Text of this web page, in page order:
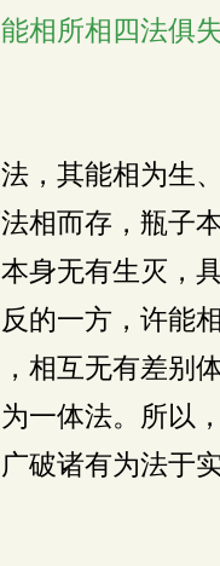
相所相四法俱
，其能相为生
相而存，瓶子
身无有生灭，
的一方，许能
相互无有差别
一体法。所以
破诸有为法于